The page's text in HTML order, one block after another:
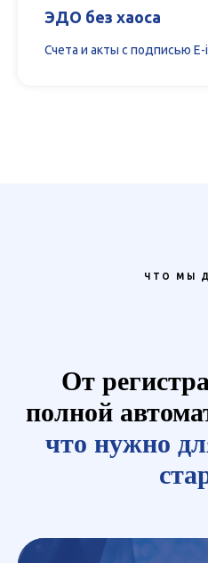
ЭДО без хаоса
Счета и акты с подписью E-
ЧТО МЫ
От
полной
что нужно